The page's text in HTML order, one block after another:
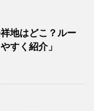
地はどこ？ルー
すく紹介」